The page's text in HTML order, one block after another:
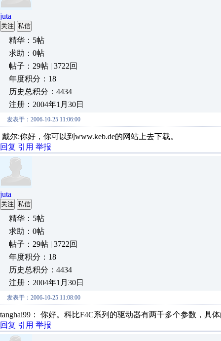
juta
关注 私信
精华：5帖
求助：0帖
帖子：29帖 | 3722回
年度积分：18
历史总积分：4434
注册：2004年1月30日
发表于：2006-10-25 11:06:00
戴尔:你好，你可以到www.keb.de的网站上去下载。
回复 引用 举报
juta
关注 私信
精华：5帖
求助：0帖
帖子：29帖 | 3722回
年度积分：18
历史总积分：4434
注册：2004年1月30日
发表于：2006-10-25 11:08:00
tanghai99： 你好。科比F4C系列的驱动器有两千多个参数，具
回复 引用 举报